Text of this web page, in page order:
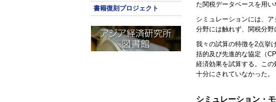
書籍復刻プロジェクト
た関税データベースを用
シミュレーションには、
分野には触れず、関税分野
我々の試算の特徴を2点挙
括的及び先進的な協定（
経済効果を試算する。こ
十分にされていなかった。
シミュレーション・